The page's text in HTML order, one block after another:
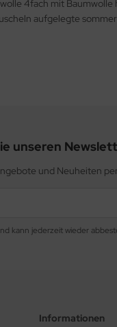
4fach mit
aufgelegte
unseren
und Neuheiten
kann jederzeit wieder
Informationen